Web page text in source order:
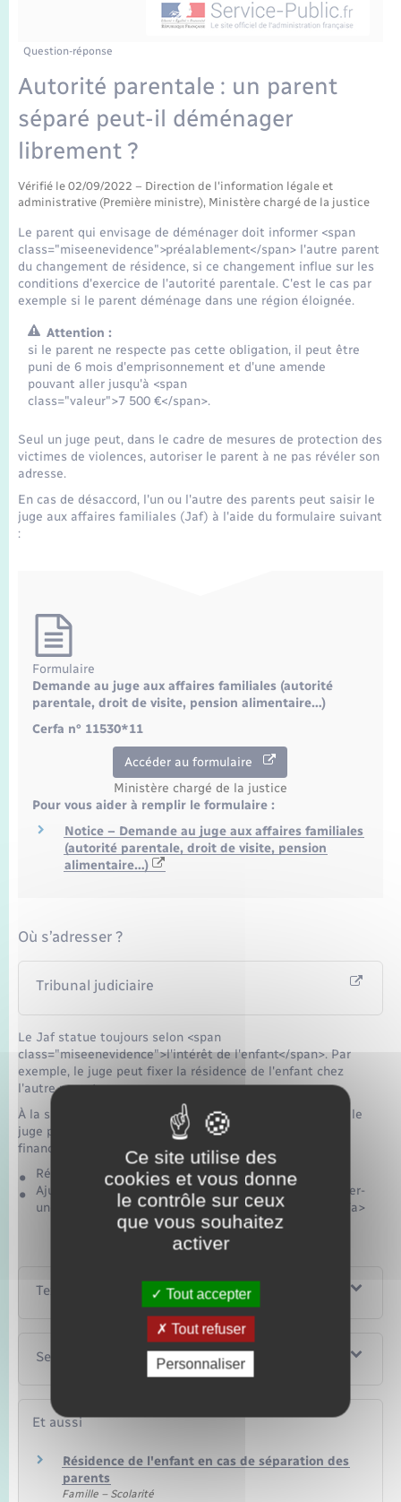
Etat-civil - Papiers - Citoyenneté
Mariage – PACS
Parrainage civil
Recensement
Logement - Urbanisme
Loisirs
Nouvel habitant
Numérique
Organisation d’événement
Sécurité - Prévention
Seniors
Transports
Transports scolaires
Voirie et espace public
Travaux - Autorisation d’occupation de l’espace
Compétences
Plan interactif
Présentation de la commune
Publications
La Communauté de communes
Question-réponse
Autorité parentale : un parent
séparé peut-il déménager
librement ?
Vérifié le 02/09/2022 – Direction de l'information légale et
administrative (Première ministre), Ministère chargé de la justice
Le parent qui envisage de déménager doit informer <span
class="miseenevidence">préalablement</span> l'autre parent
du changement de résidence, si ce changement influe sur les
conditions d'exercice de l'autorité parentale. C'est le cas par
exemple si le parent déménage dans une région éloignée.
Attention :
si le parent ne respecte pas cette obligation, il peut être
puni de 6 mois d'emprisonnement et d'une amende
pouvant aller jusqu'à <span
class="valeur">7 500 €</span>.
Seul un juge peut, dans le cadre de mesures de protection des
victimes de violences, autoriser le parent à ne pas révéler son
adresse.
En cas de désaccord, l'un ou l'autre des parents peut saisir le
juge aux affaires familiales (Jaf) à l'aide du formulaire suivant
:
Formulaire
Demande au juge aux affaires familiales (autorité
parentale, droit de visite, pension alimentaire…)
Cerfa n° 11530*11
Accéder au formulaire
Ministère chargé de la justice
Pour vous aider à remplir le formulaire :
Notice – Demande au juge aux affaires familiales
(autorité parentale, droit de visite, pension
alimentaire…)
Où s’adresser ?
Tribunal judiciaire
Le Jaf statue toujours selon <span
class="miseenevidence">l'intérêt de l'enfant</span>. Par
exemple, le juge peut fixer la résidence de l'enfant chez
l'autre parent.
À la suite du changement de résidence d'un des parents, le
juge peut également revoir en conséquence les charges
financières des parents, c'est-à-dire :
Répartir les frais de déplacement
Ajuster la <a href="https://www.bacqueville.fr/demander-
un-acte-detat-civil/?xml=F991">pension alimentaire</a>
Textes de référence
Services en ligne et formulaires
Et aussi
Résidence de l'enfant en cas de séparation des
parents
Famille – Scolarité
Ce site utilise des
cookies et vous donne
le contrôle sur ceux
que vous souhaitez
activer
Tout accepter
Tout refuser
Personnaliser